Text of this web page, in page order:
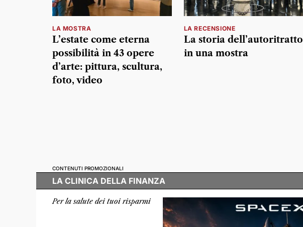
LA MOSTRA
L’estate come eterna
possibilità in 43 opere
d’arte: pittura, scultura,
foto, video
LA RECENSIONE
La storia dell’autoritratto
in una mostra
CONTENUTI PROMOZIONALI
LA CLINICA DELLA FINANZA
Per la salute dei tuoi risparmi